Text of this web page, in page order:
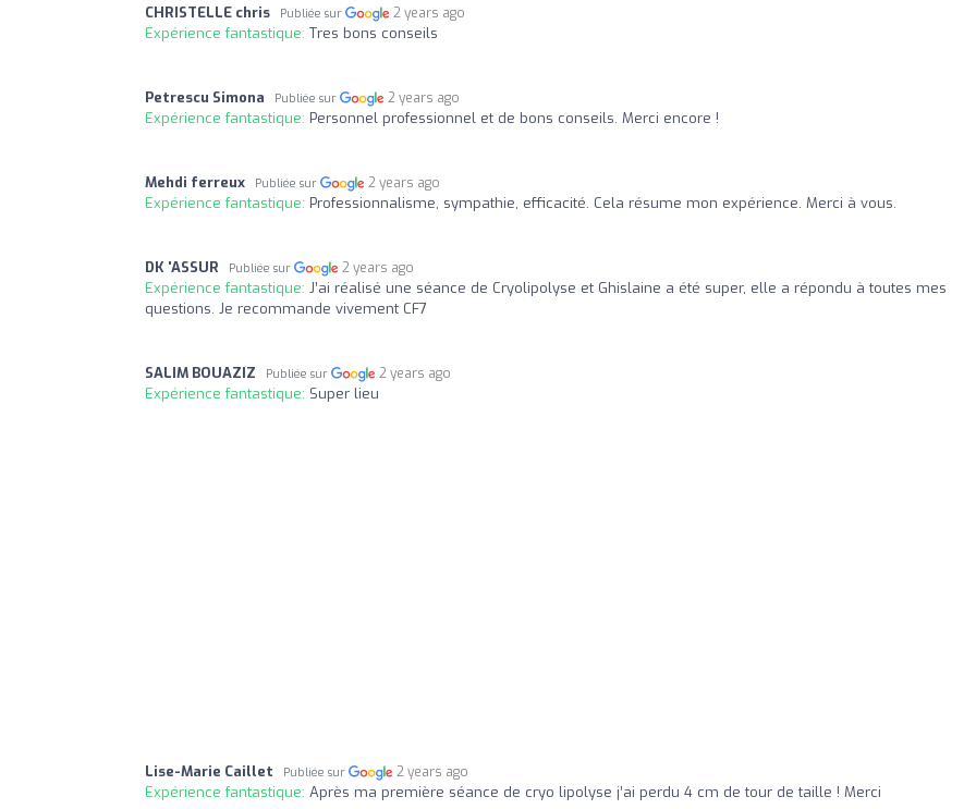
CHRISTELLE chris Publiée sur 2 years ago
Expérience fantastique: Tres bons conseils
Petrescu Simona Publiée sur 2 years ago
Expérience fantastique: Personnel professionnel et de bons conseils. Merci encore !
Mehdi ferreux Publiée sur 2 years ago
Expérience fantastique: Professionnalisme, sympathie, efficacité. Cela résume mon expérience. Merci à vous.
DK 'ASSUR Publiée sur 2 years ago
Expérience fantastique: J’ai réalisé une séance de Cryolipolyse et Ghislaine a été super, elle a répondu à toutes mes
questions. Je recommande vivement CF7
SALIM BOUAZIZ Publiée sur 2 years ago
Expérience fantastique: Super lieu
Lise-Marie Caillet Publiée sur 2 years ago
Expérience fantastique: Après ma première séance de cryo lipolyse j’ai perdu 4 cm de tour de taille ! Merci